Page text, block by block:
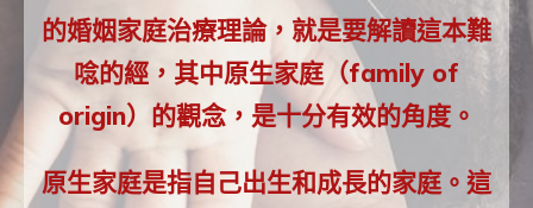
的婚姻家庭治療理論，就是要解讀這本難
唸的經，其中原生家庭（family of
origin）的觀念，是十分有效的角度。
原生家庭是指自己出生和成長的家庭。這